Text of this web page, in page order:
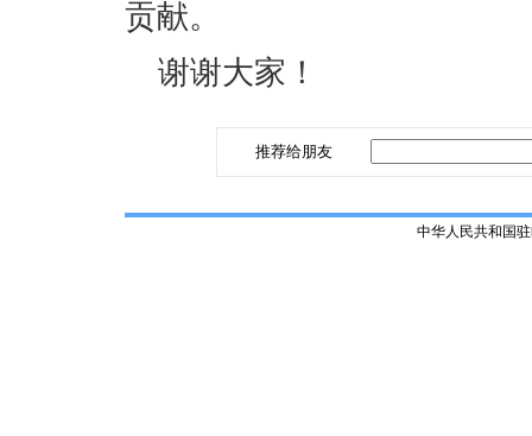
贡献。
谢谢大家！
推荐给朋友
中华人民共和国